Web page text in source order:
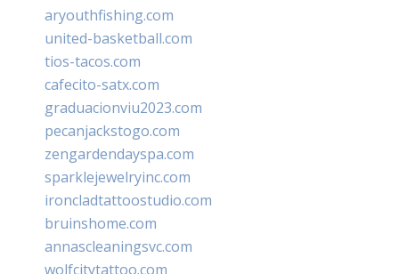
aryouthfishing.com
united-basketball.com
tios-tacos.com
cafecito-satx.com
graduacionviu2023.com
pecanjackstogo.com
zengardendayspa.com
sparklejewelryinc.com
ironcladtattoostudio.com
bruinshome.com
annascleaningsvc.com
wolfcitytattoo.com